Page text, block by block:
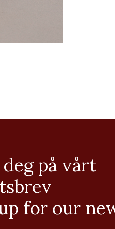
på vårt
for our